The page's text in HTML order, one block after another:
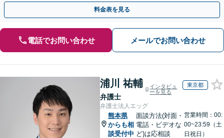
料金表を見る
電話でお問い合わせ メールでお問い合わせ
浦川 祐輔
弁護士
インタビュ
ーを見る
東京都
弁護士法人エッグ
熊本県
からも相
談受付中
面談方法(対面・
電話・ビデオな
ど)は応相談
営業時間：00:
00~23:59（土
日祝日）